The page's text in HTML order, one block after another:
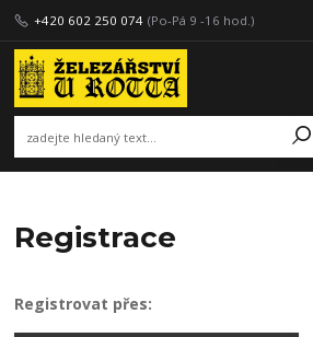
+420 602 250 074 (Po-Pá 9 -16 hod.)
Registrace
Registrovat přes: